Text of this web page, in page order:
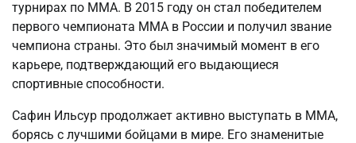
турнирах по ММА. В 2015 году он стал победителем
первого чемпионата ММА в России и получил звание
чемпиона страны. Это был значимый момент в его
карьере, подтверждающий его выдающиеся
спортивные способности.
Сафин Ильсур продолжает активно выступать в ММА,
борясь с лучшими бойцами в мире. Его знаменитые